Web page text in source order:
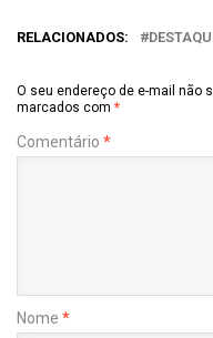
RELACIONADOS:
O seu endereço de e-mail não
marcados com *
Comentário *
Nome *